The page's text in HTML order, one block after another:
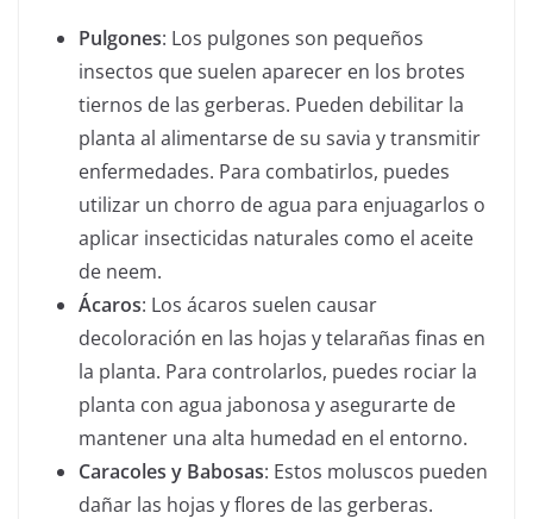
Pulgones: Los pulgones son pequeños
insectos que suelen aparecer en los brotes
tiernos de las gerberas. Pueden debilitar la
planta al alimentarse de su savia y transmitir
enfermedades. Para combatirlos, puedes
utilizar un chorro de agua para enjuagarlos o
aplicar insecticidas naturales como el aceite
de neem.
Ácaros: Los ácaros suelen causar
decoloración en las hojas y telarañas finas en
la planta. Para controlarlos, puedes rociar la
planta con agua jabonosa y asegurarte de
mantener una alta humedad en el entorno.
Caracoles y Babosas: Estos moluscos pueden
dañar las hojas y flores de las gerberas.